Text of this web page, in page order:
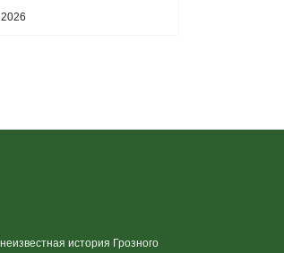
история Грозного